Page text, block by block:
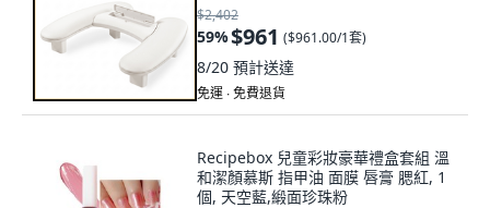
$2,402
59%$961 ($961.00/1套)
8/20 預計送達
免運 ∙ 免費退貨
Recipebox 兒童彩妝豪華禮盒套組 溫
和潔顏慕斯 指甲油 面膜 唇膏 腮紅, 1
個, 天空藍,緞面珍珠粉